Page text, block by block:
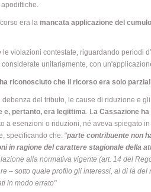
era la mancata applicazione del
le violazioni contestate, riguardando periodi
unitariamente, con
riconosciuto che il ricorso era solo
del tributo, le cause di riduzione e
e, pertanto, era legittima. La Cassazione
a esenzioni o riduzioni, né aveva spiegato
specificando che: "parte contribuente non
in ragione del carattere stagionale della
alla normativa vigente (art. 14 del
– sotto quale profilo gli interessi, al di là
in modo errato"